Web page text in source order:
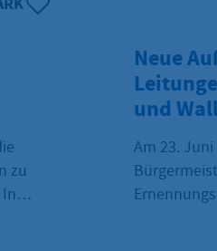
zu
Neue
und
Am 23.